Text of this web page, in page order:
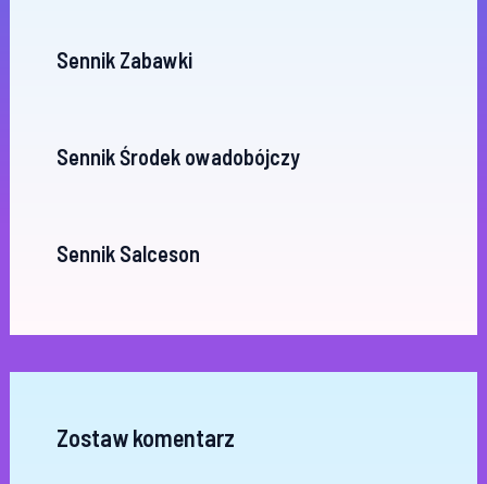
Sennik Zabawki
Sennik Środek owadobójczy
Sennik Salceson
Zostaw komentarz